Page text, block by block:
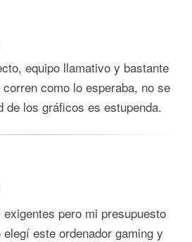
equipo llamativo y bastante
como lo esperaba, no se
de los gráficos es estupenda.
pero mi presupuesto
este ordenador gaming y